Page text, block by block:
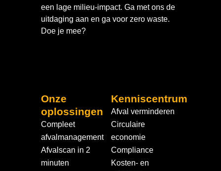
een lage milieu-impact. Ga met ons de
uitdaging aan en ga voor zero waste.
Doe je mee?
Onze
oplossingen
Compleet
afvalmanagement
Afvalscan in 2
minuten
Kenniscentrum
Afval verminderen
Circulaire
economie
Compliance
Kosten- en